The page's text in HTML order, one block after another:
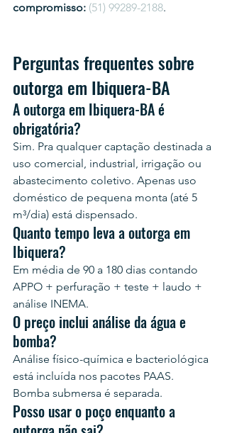
compromisso: (51) 99289-2188.
Perguntas frequentes sobre
outorga em Ibiquera-BA
A outorga em Ibiquera-BA é
obrigatória?
Sim. Pra qualquer captação destinada a
uso comercial, industrial, irrigação ou
abastecimento coletivo. Apenas uso
doméstico de pequena monta (até 5
m³/dia) está dispensado.
Quanto tempo leva a outorga em
Ibiquera?
Em média de 90 a 180 dias contando
APPO + perfuração + teste + laudo +
análise INEMA.
O preço inclui análise da água e
bomba?
Análise físico-química e bacteriológica
está incluída nos pacotes PAAS.
Bomba submersa é separada.
Posso usar o poço enquanto a